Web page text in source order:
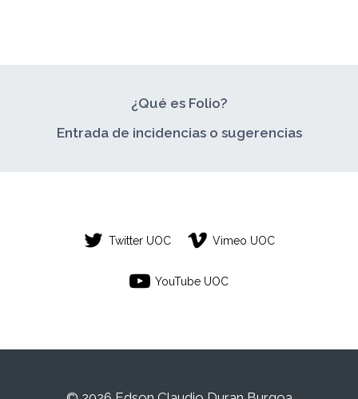
¿Qué es Folio?
Entrada de incidencias o sugerencias
Twitter UOC Vimeo UOC
YouTube UOC